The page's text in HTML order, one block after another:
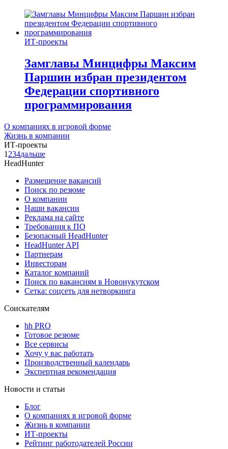
ИТ-проекты
Замглавы Минцифры Максим
Паршин избран президентом
Федерации спортивного
программирования
О компаниях в игровой форме
Жизнь в компании
ИТ-проекты
1 234дальше
HeadHunter
Размещение вакансий
Поиск по резюме
О компании
Наши вакансии
Реклама на сайте
Требования к ПО
Безопасный HeadHunter
HeadHunter API
Партнерам
Инвесторам
Каталог компаний
Поиск по вакансиям в Новонукутском
Сетка: соцсеть для нетворкинга
Соискателям
hh PRO
Готовое резюме
Все сервисы
Хочу у вас работать
Производственный календарь
Экспертная рекомендация
Новости и статьи
Блог
О компаниях в игровой форме
Жизнь в компании
ИТ-проекты
Рейтинг работодателей России